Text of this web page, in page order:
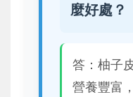
麼好處？
答：柚子
營養豐富